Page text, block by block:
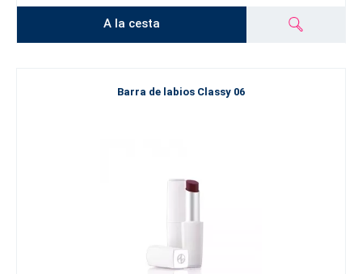
A la cesta
Barra de labios Classy 06